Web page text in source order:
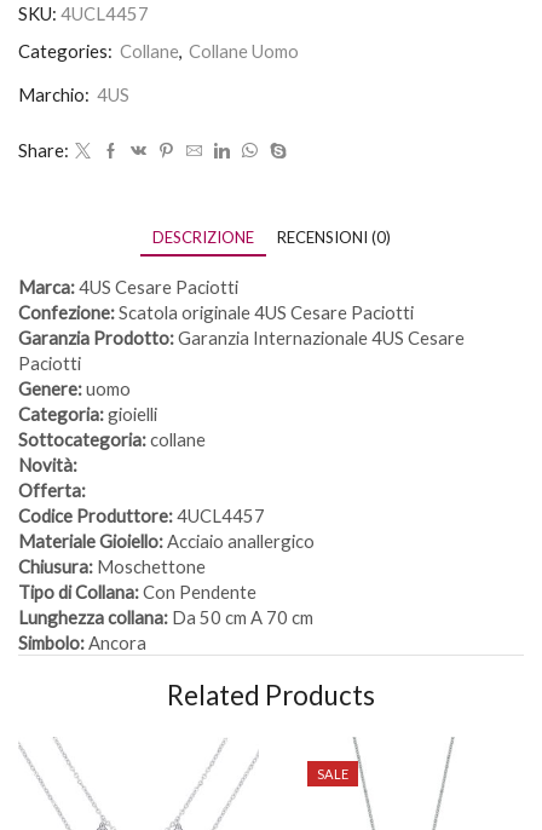
SKU: 4UCL4457
Categories: Collane, Collane Uomo
Marchio: 4US
Share:
DESCRIZIONE RECENSIONI (0)
Marca:4US Cesare Paciotti
Confezione:Scatola originale 4US Cesare Paciotti
Garanzia Prodotto:Garanzia Internazionale 4US Cesare
Paciotti
Genere:uomo
Categoria:gioielli
Sottocategoria:collane
Novità:
Offerta:
Codice Produttore:4UCL4457
Materiale Gioiello:Acciaio anallergico
Chiusura: Moschettone
Tipo di Collana:Con Pendente
Lunghezza collana: Da 50 cm A 70 cm
Simbolo:Ancora
Related Products
SALE